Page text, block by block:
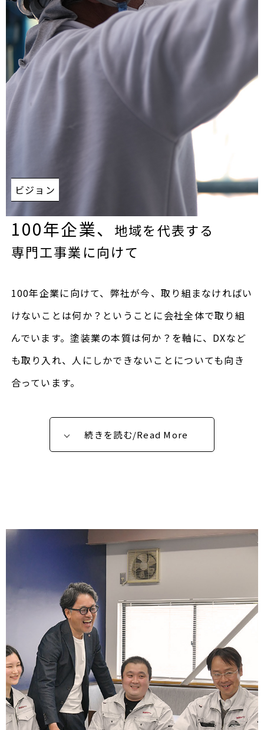
ビジョン
100年企業、
地域を代表する
専門工事業に向けて
100年企業に向けて、弊社が今、取り組まなければい
けないことは何か？ということに会社全体で取り組
んでいます。塗装業の本質は何か？を軸に、DXなど
も取り入れ、人にしかできないことについても向き
合っています。
続きを読む/Read More